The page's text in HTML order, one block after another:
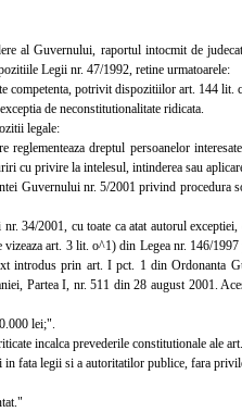
al Guvernului, raportul intocmit de
Legii nr. 47/1992, retine urmatoarele:
competenta, potrivit dispozitiilor art. 144
de neconstitutionalitate ridicata.
legale:
dreptul persoanelor
cu privire la intelesul, intinderea sau
Guvernului nr. 5/2001 privind procedura
2001, cu toate ca atat autorul exceptiei,
vizeaza art. 3 lit. o^1) din Legea nr. 146/
introdus prin art. I pct. 1 din Ordonanta
Partea I, nr. 511 din 28 august 2001.
lei;".
incalca prevederile constitutionale ale
fata legii si a autoritatilor publice, fara